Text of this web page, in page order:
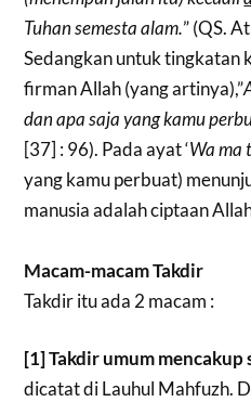
Tuhan semesta alam.” (QS.
Sedangkan untuk tingkatan
firman Allah (yang artinya),”
dan apa saja yang kamu
[37] : 96). Pada ayat ‘Wa ma
yang kamu perbuat)
manusia adalah ciptaan
Macam-macam Takdir
Takdir itu ada 2 macam :
[1] Takdir umum mencakup
dicatat di Lauhul Mahfuzh.